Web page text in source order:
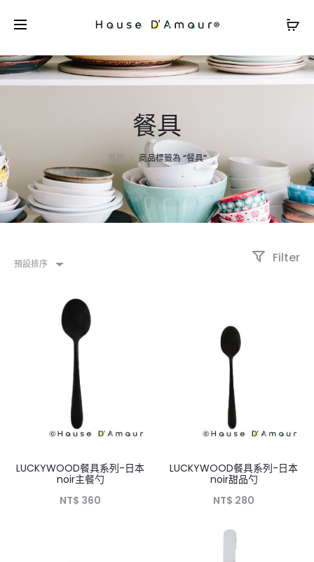
餐具
首頁 商品標籤為 “餐具”
預設排序 Filter
LUCKYWOOD餐具系列-日本
noir主餐勺
NT$ 360
LUCKYWOOD餐具系列-日本
noir甜品勺
NT$ 280